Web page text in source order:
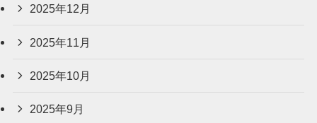
2025年12月
2025年11月
2025年10月
2025年9月